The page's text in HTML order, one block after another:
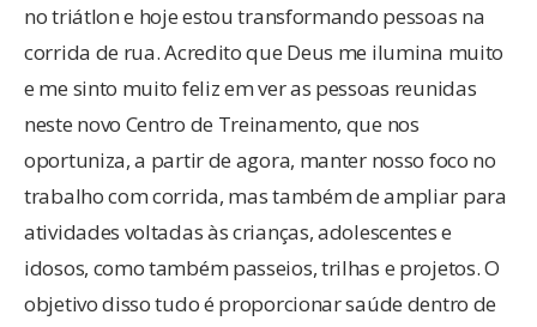
no triátlon e hoje estou transformando pessoas na
corrida de rua. Acredito que Deus me ilumina muito
e me sinto muito feliz em ver as pessoas reunidas
neste novo Centro de Treinamento, que nos
oportuniza, a partir de agora, manter nosso foco no
trabalho com corrida, mas também de ampliar para
atividades voltadas às crianças, adolescentes e
idosos, como também passeios, trilhas e projetos. O
objetivo disso tudo é proporcionar saúde dentro de